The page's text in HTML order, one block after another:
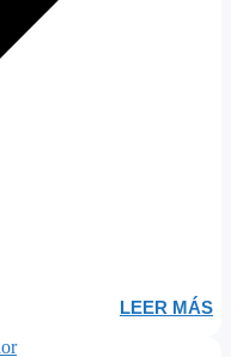
LEER MÁS